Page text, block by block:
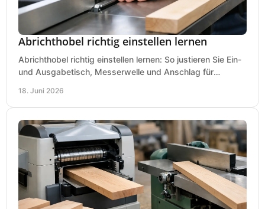
Abrichthobel richtig einstellen lernen
Abrichthobel richtig einstellen lernen: So justieren Sie Ein-
und Ausgabetisch, Messerwelle und Anschlag für
18. Juni 2026